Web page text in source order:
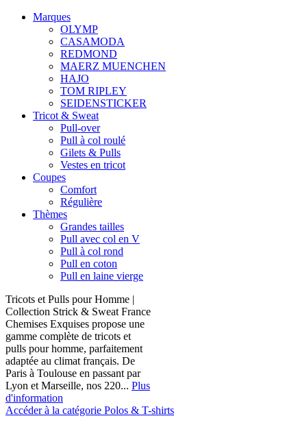
Marques
OLYMP
CASAMODA
REDMOND
MAERZ MUENCHEN
HAJO
TOM RIPLEY
SEIDENSTICKER
Tricot & Sweat
Pull-over
Pull à col roulé
Gilets & Pulls
Vestes en tricot
Coupes
Comfort
Régulière
Thèmes
Grandes tailles
Pull avec col en V
Pull à col rond
Pull en coton
Pull en laine vierge
Tricots et Pulls pour Homme |
Collection Strick & Sweat France
Chemises Exquises propose une
gamme complète de tricots et
pulls pour homme, parfaitement
adaptée au climat français. De
Paris à Toulouse en passant par
Lyon et Marseille, nos 220... Plus
d'information
Accéder à la catégorie Polos & T-shirts